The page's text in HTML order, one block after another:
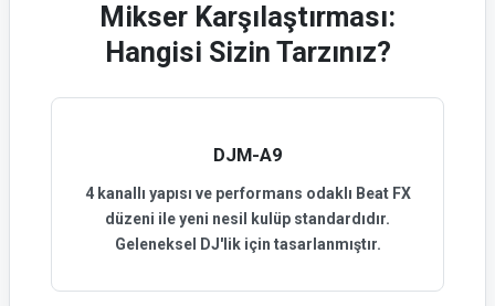
Mikser Karşılaştırması:
Hangisi Sizin Tarzınız?
DJM-A9
4 kanallı yapısı ve performans odaklı Beat FX
düzeni ile yeni nesil kulüp standardıdır.
Geleneksel DJ'lik için tasarlanmıştır.